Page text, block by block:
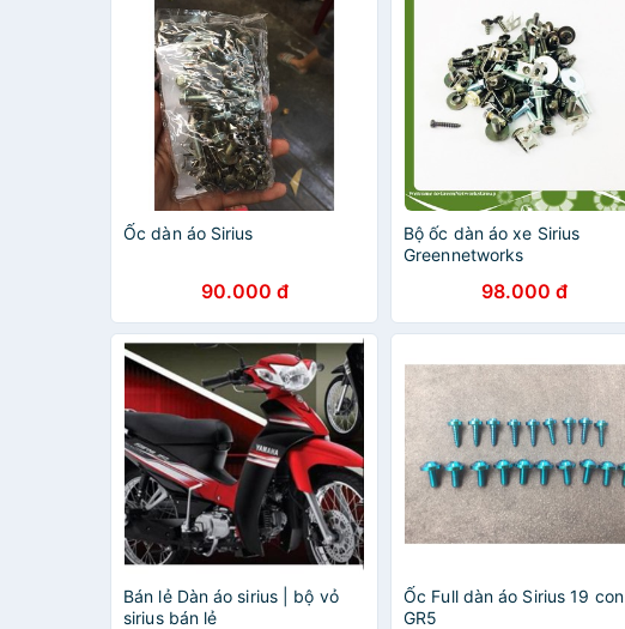
Ốc dàn áo Sirius
90.000 đ
Bộ ốc dàn áo xe Sirius
Greennetworks
98.000 đ
Bán lẻ Dàn áo sirius | bộ vỏ
sirius bán lẻ
Ốc Full dàn áo Sirius 19 con
GR5